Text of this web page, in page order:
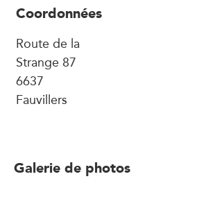
Coordonnées
Route de la
Strange 87
6637
Fauvillers
Galerie de photos